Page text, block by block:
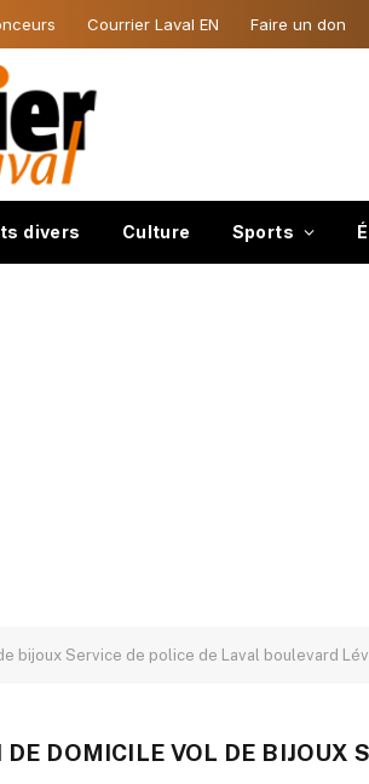
Courrier Laval EN Faire un don
divers Culture Sports
bijoux Service de police de Laval boulevard
DE DOMICILE VOL DE BIJOUX